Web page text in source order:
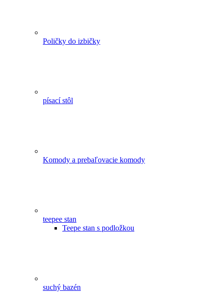
Poličky do izbičky
písací stôl
Komody a prebaľovacie komody
teepee stan
Teepe stan s podložkou
suchý bazén